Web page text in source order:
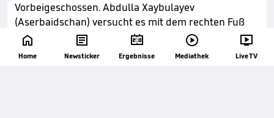
Vorbeigeschossen. Abdulla Xaybulayev
(Aserbaidschan) versucht es mit dem rechten Fuß
aus der Distanz, aber das Leder geht rechts hoch
und weit vorbei nach einer Ecke.

Home

Newsticker

Ergebnisse

Mediathek

Live TV